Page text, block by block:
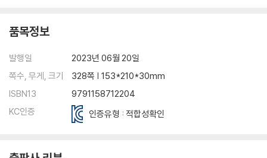
품목정보
발행일
2023년 06월 20일
쪽수, 무게, 크기
328쪽 | 153*210*30mm
ISBN13
9791158712204
KC인증
인증유형 : 적합성확인